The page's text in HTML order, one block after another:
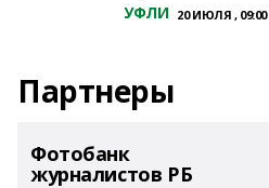
УФЛИ 20 ИЮЛЯ , 09:00
Партнеры
Фотобанк
журналистов РБ